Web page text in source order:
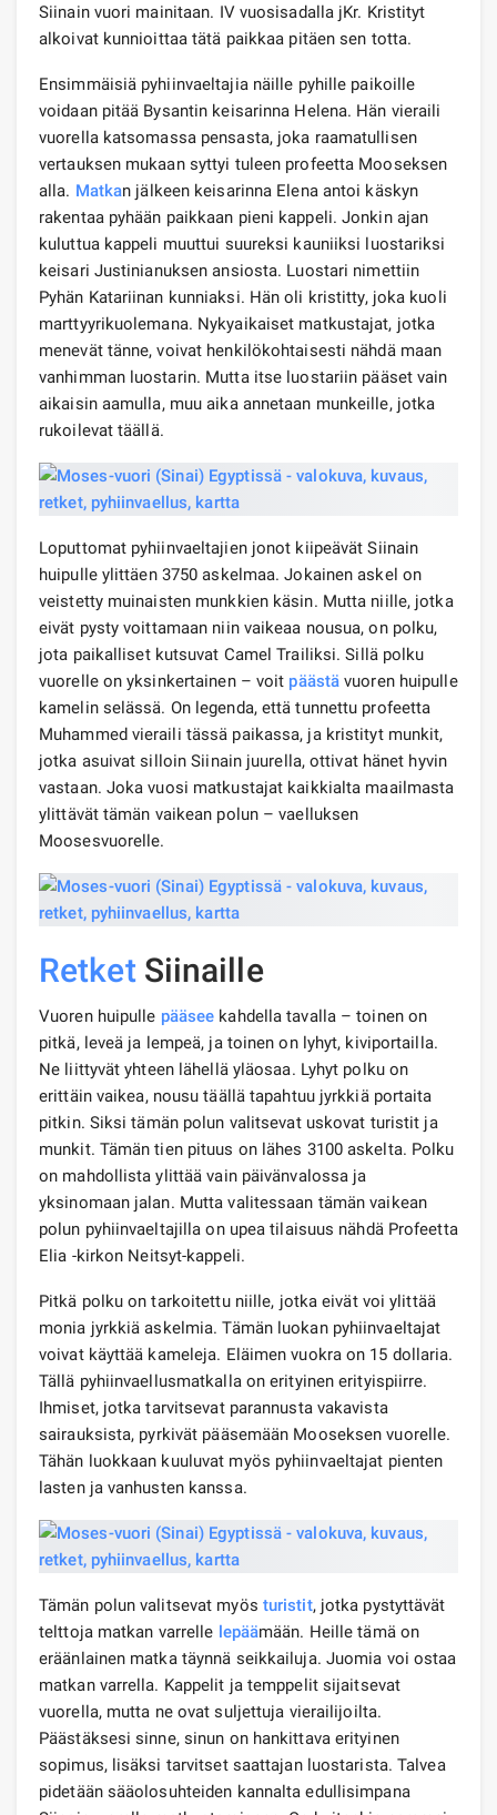
Siinain vuori mainitaan. IV vuosisadalla jKr. Kristityt
alkoivat kunnioittaa tätä paikkaa pitäen sen totta.
Ensimmäisiä pyhiinvaeltajia näille pyhille paikoille
voidaan pitää Bysantin keisarinna Helena. Hän vieraili
vuorella katsomassa pensasta, joka raamatullisen
vertauksen mukaan syttyi tuleen profeetta Mooseksen
alla. Matkan jälkeen keisarinna Elena antoi käskyn
rakentaa pyhään paikkaan pieni kappeli. Jonkin ajan
kuluttua kappeli muuttui suureksi kauniiksi luostariksi
keisari Justinianuksen ansiosta. Luostari nimettiin
Pyhän Katariinan kunniaksi. Hän oli kristitty, joka kuoli
marttyyrikuolemana. Nykyaikaiset matkustajat, jotka
menevät tänne, voivat henkilökohtaisesti nähdä maan
vanhimman luostarin. Mutta itse luostariin pääset vain
aikaisin aamulla, muu aika annetaan munkeille, jotka
rukoilevat täällä.
Loputtomat pyhiinvaeltajien jonot kiipeävät Siinain
huipulle ylittäen 3750 askelmaa. Jokainen askel on
veistetty muinaisten munkkien käsin. Mutta niille, jotka
eivät pysty voittamaan niin vaikeaa nousua, on polku,
jota paikalliset kutsuvat Camel Trailiksi. Sillä polku
vuorelle on yksinkertainen – voit päästä vuoren huipulle
kamelin selässä. On legenda, että tunnettu profeetta
Muhammed vieraili tässä paikassa, ja kristityt munkit,
jotka asuivat silloin Siinain juurella, ottivat hänet hyvin
vastaan. Joka vuosi matkustajat kaikkialta maailmasta
ylittävät tämän vaikean polun – vaelluksen
Moosesvuorelle.
RetketSiinaille
Vuoren huipulle pääsee kahdella tavalla – toinen on
pitkä, leveä ja lempeä, ja toinen on lyhyt, kiviportailla.
Ne liittyvät yhteen lähellä yläosaa. Lyhyt polku on
erittäin vaikea, nousu täällä tapahtuu jyrkkiä portaita
pitkin. Siksi tämän polun valitsevat uskovat turistit ja
munkit. Tämän tien pituus on lähes 3100 askelta. Polku
on mahdollista ylittää vain päivänvalossa ja
yksinomaan jalan. Mutta valitessaan tämän vaikean
polun pyhiinvaeltajilla on upea tilaisuus nähdä Profeetta
Elia -kirkon Neitsyt-kappeli.
Pitkä polku on tarkoitettu niille, jotka eivät voi ylittää
monia jyrkkiä askelmia. Tämän luokan pyhiinvaeltajat
voivat käyttää kameleja. Eläimen vuokra on 15 dollaria.
Tällä pyhiinvaellusmatkalla on erityinen erityispiirre.
Ihmiset, jotka tarvitsevat parannusta vakavista
sairauksista, pyrkivät pääsemään Mooseksen vuorelle.
Tähän luokkaan kuuluvat myös pyhiinvaeltajat pienten
lasten ja vanhusten kanssa.
Tämän polun valitsevat myös turistit, jotka pystyttävät
telttoja matkan varrelle lepäämään. Heille tämä on
eräänlainen matka täynnä seikkailuja. Juomia voi ostaa
matkan varrella. Kappelit ja temppelit sijaitsevat
vuorella, mutta ne ovat suljettuja vierailijoilta.
Päästäksesi sinne, sinun on hankittava erityinen
sopimus, lisäksi tarvitset saattajan luostarista. Talvea
pidetään sääolosuhteiden kannalta edullisimpana